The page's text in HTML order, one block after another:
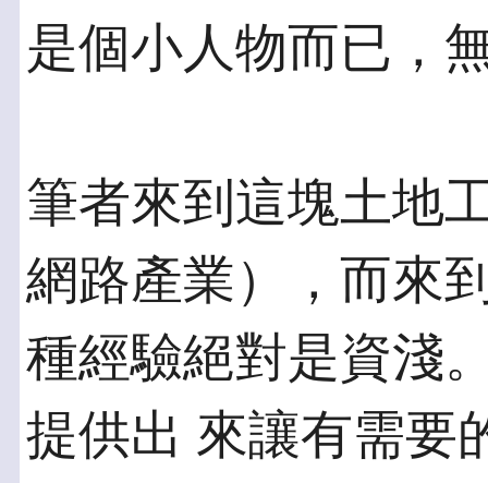
是個小人物而已，
筆者來到這塊土地
網路產業），而來
種經驗絕對是資淺
提供出 來讓有需要